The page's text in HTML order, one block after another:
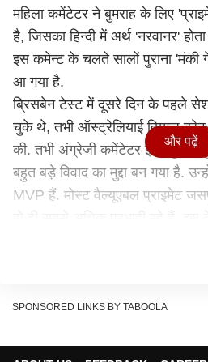
महिला कमेंटेटर ने बुमराह के लिए
है, जिसका हिन्दी में अर्थ 'नरवानर'
इस कमेन्ट के चलते सालों पुराना 'मंकी
आ गया है.
ब्रिसबेन टेस्ट में दूसरे दिन के पहले
चुके थे, तभी ऑस्ट्रेलियाई दिग्गज
की. तभी अंग्रेजी कमेंटेटर ईसा गुहा ने
बहुत बड़े विवाद का मुद्दा बन गया है.
MVP हैं. मोस्ट वैल्यूएबल प्राइमेट
माफी मांगी है. उनका कहना है कि
और पढ़ें
SPONSORED LINKS BY TABOOLA